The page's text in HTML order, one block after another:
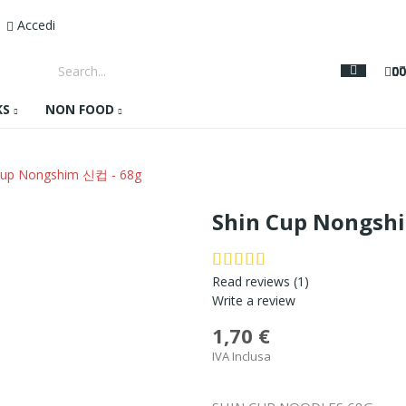
Accedi
00
NON FOOD
Nongshim 신컵 - 68g
Shin Cup
Read reviews (1 )
Write a review
1,70 €
IVA Inclusa